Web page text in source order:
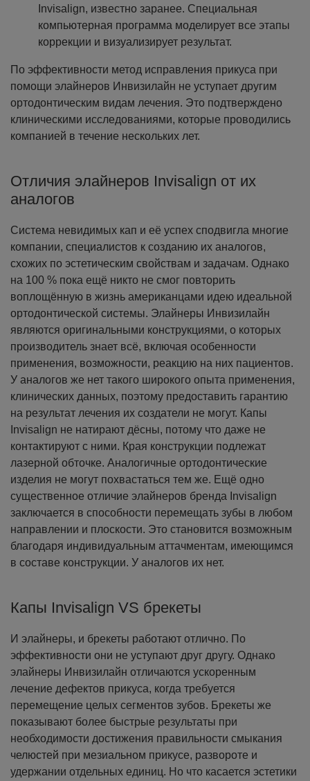
Invisalign, известно заранее. Специальная
компьютерная программа моделирует все этапы
коррекции и визуализирует результат.
По эффективности метод исправления прикуса при
помощи элайнеров Инвизилайн не уступает другим
ортодонтическим видам лечения. Это подтверждено
клиническими исследованиями, которые проводились
компанией в течение нескольких лет.
Отличия элайнеров Invisalign от их
аналогов
Система невидимых кап и её успех сподвигла многие
компании, специалистов к созданию их аналогов,
схожих по эстетическим свойствам и задачам. Однако
на 100 % пока ещё никто не смог повторить
воплощённую в жизнь американцами идею идеальной
ортодонтической системы. Элайнеры Инвизилайн
являются оригинальными конструкциями, о которых
производитель знает всё, включая особенности
применения, возможности, реакцию на них пациентов.
У аналогов же нет такого широкого опыта применения,
клинических данных, поэтому предоставить гарантию
на результат лечения их создатели не могут. Капы
Invisalign не натирают дёсны, потому что даже не
контактируют с ними. Края конструкции подлежат
лазерной обточке. Аналогичные ортодонтические
изделия не могут похвастаться тем же. Ещё одно
существенное отличие элайнеров бренда Invisalign
заключается в способности перемещать зубы в любом
направлении и плоскости. Это становится возможным
благодаря индивидуальным аттачментам, имеющимся
в составе конструкции. У аналогов их нет.
Капы Invisalign VS брекеты
И элайнеры, и брекеты работают отлично. По
эффективности они не уступают друг другу. Однако
элайнеры Инвизилайн отличаются ускоренным
лечение дефектов прикуса, когда требуется
перемещение целых сегментов зубов. Брекеты же
показывают более быстрые результаты при
необходимости достижения правильности смыкания
челюстей при мезиальном прикусе, развороте и
удержании отдельных единиц. Но что касается эстетики